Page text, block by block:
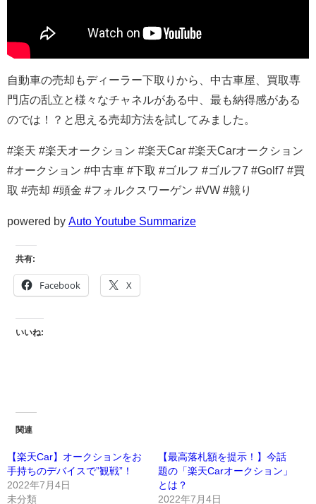
自動車の売却もディーラー下取りから、中古車屋、買取専
門店の乱立と様々なチャネルがある中、最も納得感がある
のでは！？と思える売却方法を試してみました。
#楽天 #楽天オークション #楽天Car #楽天Carオークション
#オークション #中古車 #下取 #ゴルフ #ゴルフ7 #Golf7 #買
取 #売却 #頭金 #フォルクスワーゲン #VW #競り
powered by Auto Youtube Summarize
共有:
Facebook X
いいね:
関連
【楽天Car】オークションをお
手持ちのデバイスで”観戦”！
2022年7月4日
未分類
【最高落札額を提示！】今話
題の「楽天Carオークション」
とは？
2022年7月4日